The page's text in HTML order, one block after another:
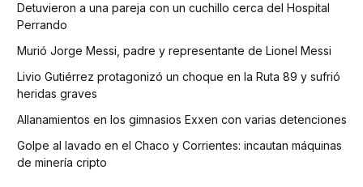
Detuvieron a una pareja con un cuchillo cerca del Hospital
Perrando
Murió Jorge Messi, padre y representante de Lionel Messi
Livio Gutiérrez protagonizó un choque en la Ruta 89 y sufrió
heridas graves
Allanamientos en los gimnasios Exxen con varias detenciones
Golpe al lavado en el Chaco y Corrientes: incautan máquinas
de minería cripto